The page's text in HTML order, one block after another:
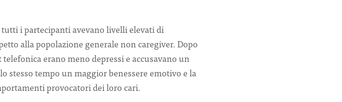
i partecipanti avevano livelli elevati di
alla popolazione generale non caregiver. Dopo
erano meno depressi e accusavano un
tempo un maggior benessere emotivo e la
provocatori dei loro cari.